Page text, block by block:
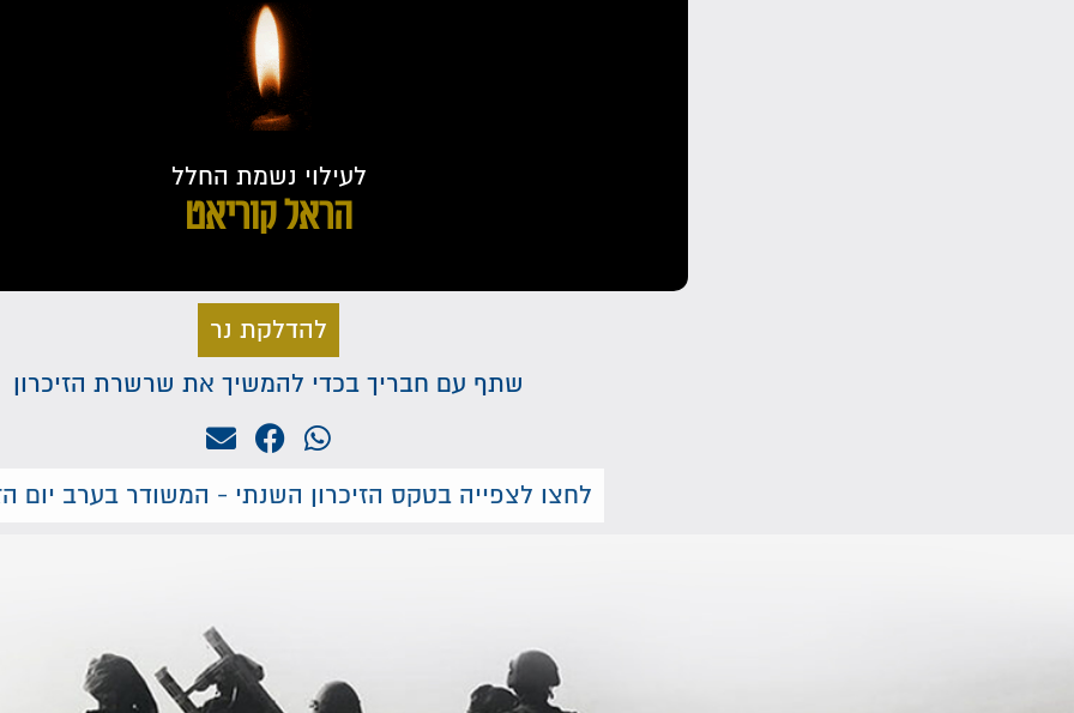
לעילוי נשמת החלל
הראל קוריאט
להדלקת נר
שתף עם חבריך בכדי להמשיך את שרשרת הזיכרון
לחצו לצפייה בטקס הזיכרון השנתי - המשודר בערב יום